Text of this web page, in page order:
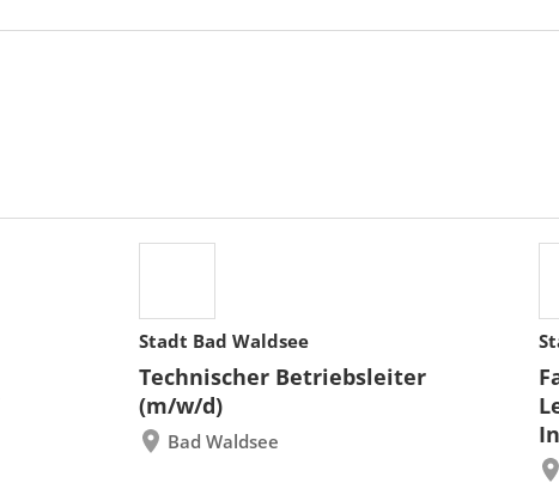
Stadt Bad Waldsee
Technischer Betriebsleiter
(m/w/d)
Bad Waldsee